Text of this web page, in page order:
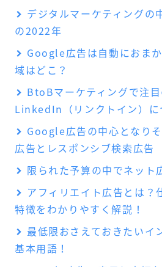
デジタルマーケティングの
の2022年
Google広告は自動におま
域はどこ？
BtoBマーケティングで注目
LinkedIn（リンクトイン）に
Google広告の中心となり
広告とレスポンシブ検索広告
限られた予算の中でネット
アフィリエイト広告とは？
特徴をわかりやすく解説！
最低限おさえておきたいイ
基本用語！